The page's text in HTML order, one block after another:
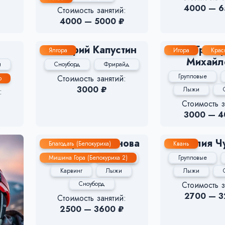
Стоимость занятий:
4000 — 5000 ₽
4000 —
Ялгора
Дмитрий Капустин
Сноуборд Фрирайд
Стоимость занятий:
3000 ₽
Игора
Групповые
Лыжи
Стоимость
3000 —
Благодать (Белокуриха)
Мишина Гора (Белокуриха 2)
Екатерина Иванова
Групповые
Детские
Карвинг
Лыжи
Сноуборд
Стоимость занятий:
2500 — 3600 ₽
Квань
Наталия
Групповые
Лыжи
Стоимость
2700 —